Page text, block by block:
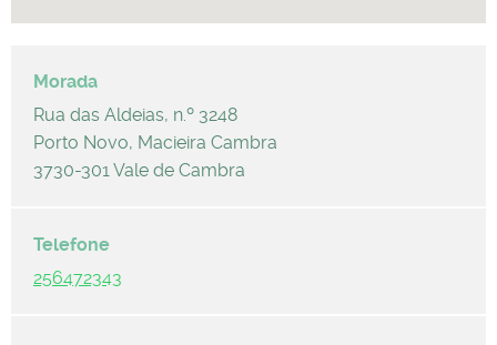
Rua das Aldeias, n.º 3248
Porto Novo, Macieira Cambra
3730-301 Vale de Cambra
256472343